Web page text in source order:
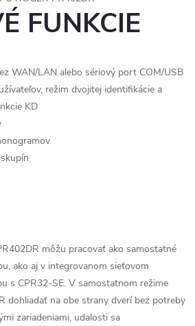
FUNKCIE
WAN/LAN alebo sériový port COM/USB
režim dvojitej identifikácie a
KD
môžu pracovať ako samostatné
ako aj v integrovanom sieťovom
s CPR32-SE. V samostatnom režime
dohliadať na obe strany dverí bez potreby
zariadeniami, udalosti sa